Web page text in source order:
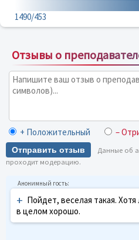
1490/453
Отзывы о
+ Положительный –
Отправить отзыв
Данные об
проходит модерацию.
+ Пойдет, веселая такая.
в целом хорошо.